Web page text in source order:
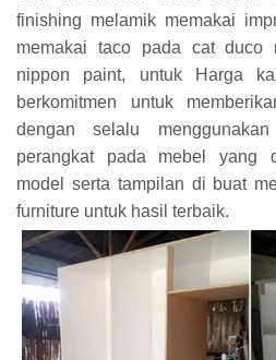
finishing melamik memakai
memakai taco pada cat duco
nippon paint, untuk Harga
berkomitmen untuk
dengan selalu
perangkat pada mebel yang
model serta tampilan di buat
furniture untuk hasil terbaik.